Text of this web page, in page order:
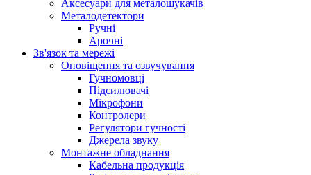
Аксесуари для металошукачів
Металодетектори
Ручні
Арочні
Зв'язок та мережі
Оповіщення та озвучування
Гучномовці
Підсилювачі
Мікрофони
Контролери
Регулятори гучності
Джерела звуку
Монтажне обладнання
Кабельна продукція